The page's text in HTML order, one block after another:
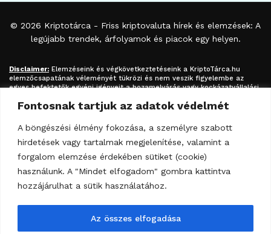
Fontosnak tartjuk az adatok védelmét
A böngészési élmény fokozása, a személyre szabott
hirdetések vagy tartalmak megjelenítése, valamint a
forgalom elemzése érdekében sütiket (cookie)
használunk. A "Mindet elfogadom" gombra kattintva
hozzájárulhat a sütik használatához.
Az összes elfogadása
© 2026 Kriptotárca - Friss kriptovaluta hírek és elemzések: A
legújabb trendek, árfolyamok és piacok egy helyen.
Disclaimer: Elemzéseink és végkövetkeztetéseink a KriptoTárca.hu
elemzőcsapatának véleményét tükrözi és nem veszik figyelembe az
egyes befektetők egyéni igényeit a hozamelvárás vagy kockázatvállalási
befektetési tanácsadásnak, befektetési ajánlásnak, értékpapír /
kriptovaluta / token / ICO / cloud mining stb. jegyzésére / vételére /
eladására vonatkozó felhívásnak azok kizárólag tájékoztatásul
szolgálnak. Minden befektetés esetében kiemelten fontos az azt
megalapozó információk és lehetőségek széleskörű megismerése.
kripto-befektetések kockázata és volatilitása kiemelkedően magas.